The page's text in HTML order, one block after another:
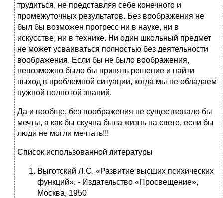
трудиться, не представляя себе конечного и
промежуточных результатов. Без воображения не
был бы возможен прогресс ни в науке, ни в
искусстве, ни в технике. Ни один школьный предмет
не может усваиваться полностью без деятельности
воображения. Если бы не было воображения,
невозможно было бы принять решение и найти
выход в проблемной ситуации, когда мы не обладаем
нужной полнотой знаний.
Да и вообще, без воображения не существовало бы
мечты, а как бы скучна была жизнь на свете, если бы
люди не могли мечтать!!!
Список использованной литературы
Выготский Л.С. «Развитие высших психических
функций». - Издательство «Просвещение»,
Москва, 1950